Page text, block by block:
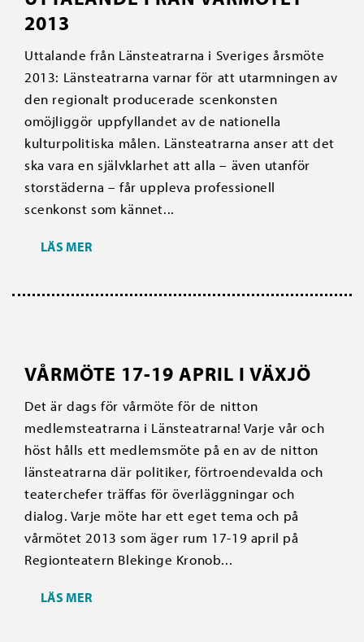
2013
Uttalande från Länsteatrarna i Sveriges årsmöte
2013: Länsteatrarna varnar för att utarmningen av
den regionalt producerade scenkonsten
omöjliggör uppfyllandet av de nationella
kulturpolitiska målen. Länsteatrarna anser att det
ska vara en självklarhet att alla – även utanför
storstäderna – får uppleva professionell
scenkonst som kännet...
LÄS MER
VÅRMÖTE 17-19 APRIL I VÄXJÖ
Det är dags för vårmöte för de nitton
medlemsteatrarna i Länsteatrarna! Varje vår och
höst hålls ett medlemsmöte på en av de nitton
länsteatrarna där politiker, förtroendevalda och
teaterchefer träffas för överläggningar och
dialog. Varje möte har ett eget tema och på
vårmötet 2013 som äger rum 17-19 april på
Regionteatern Blekinge Kronob...
LÄS MER